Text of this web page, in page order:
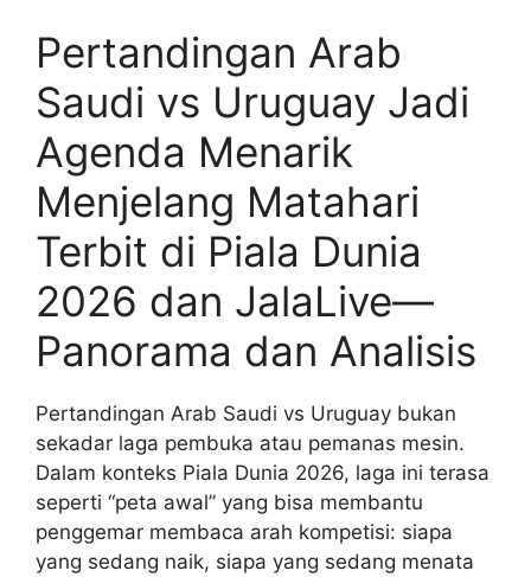
Pertandingan Arab
Saudi vs Uruguay Jadi
Agenda Menarik
Menjelang Matahari
Terbit di Piala Dunia
2026 dan JalaLive—
Panorama dan Analisis
Pertandingan Arab Saudi vs Uruguay bukan
sekadar laga pembuka atau pemanas mesin.
Dalam konteks Piala Dunia 2026, laga ini terasa
seperti “peta awal” yang bisa membantu
penggemar membaca arah kompetisi: siapa
yang sedang naik, siapa yang sedang menata